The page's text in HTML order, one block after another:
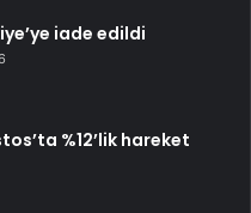
iade edildi
%12’lik hareket